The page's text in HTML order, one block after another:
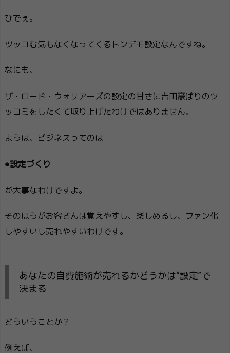
ひでぇ。
ツッコむ気もなくなってくるトンデモ設定なんですね。
なにも、
ザ・ロード・ウォリアーズの設定の甘さに吉田豪ばりのツ
ッコミをしたくて取り上げたわけではありません。
ようは、ビジネスってのは
●設定づくり
が大事なわけですよ。
そのほうがお客さんは覚えやすし、楽しめるし、ファン化
しやすいし売れやすいわけです。
あなたの自費施術が売れるかどうかは“設定”で
決まる
どういうことか？
例えば、